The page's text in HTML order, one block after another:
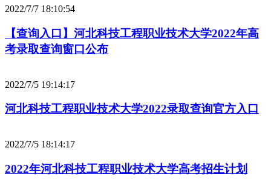
2022/7/7 18:10:54
【查询入口】河北科技工程职业技术大学2022年高
考录取查询窗口公布
2022/7/5 19:14:17
河北科技工程职业技术大学2022录取查询官方入口
2022/7/5 18:14:17
2022年河北科技工程职业技术大学高考招生计划